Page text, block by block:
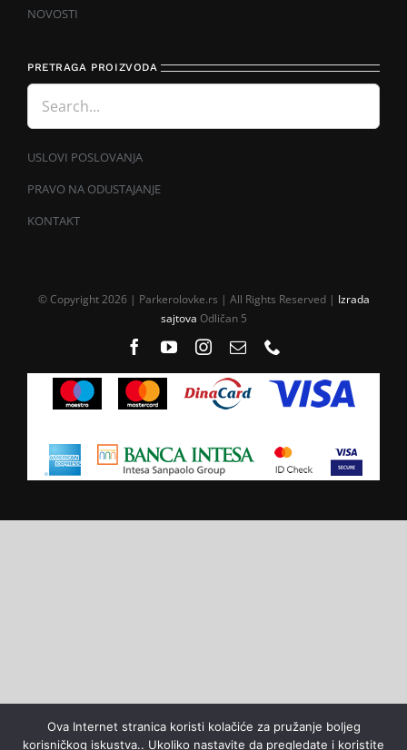
NOVOSTI
PRETRAGA PROIZVODA
USLOVI POSLOVANJA
PRAVO NA ODUSTAJANJE
KONTAKT
© Copyright 2026 | Parkerolovke.rs | All Rights Reserved | Izrada
sajtova Odličan 5
Ova Internet stranica koristi kolačiće za pružanje boljeg
korisničkog iskustva.. Ukoliko nastavite da pregledate i koristite